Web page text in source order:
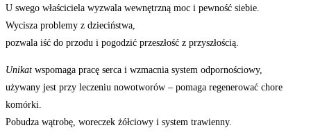
U swego właściciela wyzwala wewnętrzną moc i pewność siebie.
Wycisza problemy z dzieciństwa,
pozwala iść do przodu i pogodzić przeszłość z przyszłością.
Unikat wspomaga pracę serca i wzmacnia system odpornościowy,
używany jest przy leczeniu nowotworów – pomaga regenerować chore
komórki.
Pobudza wątrobę, woreczek żółciowy i system trawienny.